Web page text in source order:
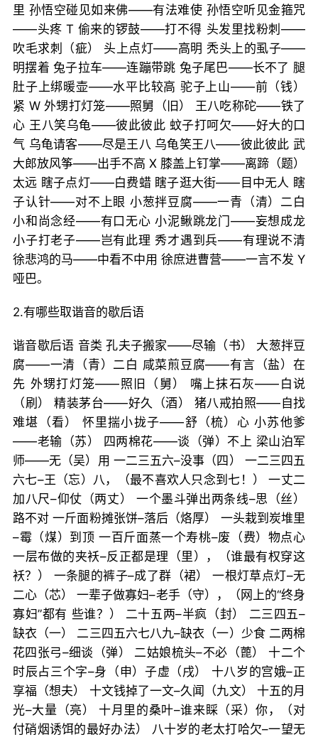
里 孙悟空碰见如来佛——有法难使 孙悟空听见金箍咒
——头疼 T 偷来的锣鼓——打不得 头发里找粉刺——
吹毛求刺（疵） 头上点灯——高明 秃头上的虱子——
明摆着 兔子拉车——连蹦带跳 兔子尾巴——长不了 腿
肚子上绑暖壶——水平比较高 驼子上山——前（钱）
紧 W 外甥打灯笼——照舅（旧） 王八吃称砣——铁了
心 王八笑乌龟——彼此彼此 蚊子打呵欠——好大的口
气 乌龟请客——尽是王八 乌龟笑王八——彼此彼此 武
大郎放风筝——出手不高 X 膝盖上钉掌——离蹄（题）
太远 瞎子点灯——白费蜡 瞎子逛大街——目中无人 瞎
子认针——对不上眼 小葱拌豆腐——一青（清）二白
小和尚念经——有口无心 小泥鳅跳龙门——妄想成龙
小子打老子——岂有此理 秀才遇到兵——有理说不清
徐悲鸿的马——中看不中用 徐庶进曹营——一言不发 Y
哑巴。
2.有哪些取谐音的歇后语
谐音歇后语 音类 孔夫子搬家——尽输（书） 大葱拌豆
腐——一清（青）二白 咸菜煎豆腐——有言（盐）在
先 外甥打灯笼——照旧（舅） 嘴上抹石灰——白说
（刷） 精装茅台——好久（酒） 猪八戒拍照——自找
难堪（看） 怀里揣小拢子——舒（梳）心 小苏他爹
——老输（苏） 四两棉花——谈（弹）不上 梁山泊军
师——无（吴）用 一二三五六–没事（四） 一二三四五
六七–王（忘）八，（最不喜欢人只念到七！） 一丈二
加八尺–仰仗（两丈） 一个墨斗弹出两条线–思（丝）
路不对 一斤面粉摊张饼–落后（烙厚） 一头栽到炭堆里
–霉（煤）到顶 一百斤面蒸一个寿桃–废（费）物点心
一层布做的夹袄–反正都是理（里），（谁最有权穿这
袄？） 一条腿的裤子–成了群（裙） 一根灯草点灯–无
二心（芯） 一辈子做寡妇–老手（守），（网上的“终身
寡妇”都有 些谁？） 二十五两–半疯（封） 二三四五–
缺衣（一） 二三四五六七八九–缺衣（一）少食 二两棉
花四张弓–细谈（弹） 二姑娘梳头–不必（蓖） 十二个
时辰占三个字–身（申）子虚（戌） 十八岁的宫娥–正
享福（想夫） 十文钱掉了一文–久闻（九文） 十五的月
光–大量（亮） 十月里的桑叶–谁来睬（采）你，（对
付硝烟诱饵的最好办法） 八十岁的老太打哈欠–一望无